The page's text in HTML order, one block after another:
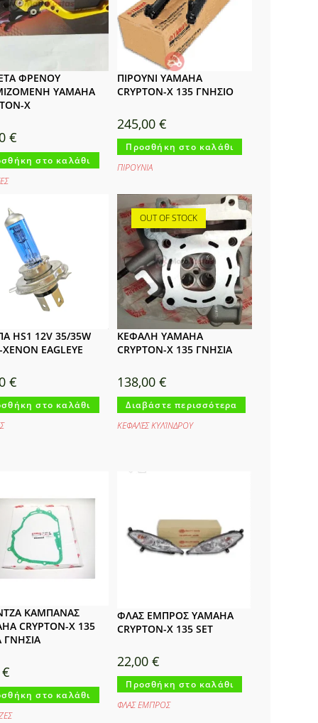
ΦΡΕΝΟΥ
YAMAHA
X
€
στο καλάθι
ΠΙΡΟΥΝΙ YAMAHA
CRYPTON-X 135 ΓΝΗΣΙΟ
245,00€
Προσθήκη στο καλάθι
ΠΙΡΟΥΝΙΑ
HS1 12V 35/35W
EAGLEYE
€
στο καλάθι
OUT OF STOCK
ΚΕΦΑΛΗ YAMAHA
CRYPTON-X 135 ΓΝΗΣΙΑ
138,00€
Διαβάστε περισσότερα
ΚΕΦΑΛΈΣ ΚΥΛΊΝΔΡΟΥ
ΚΑΜΠΑΝΑΣ
CRYPTON-X 135
ΓΝΗΣΙΑ
€
στο καλάθι
ΦΛΑΣ ΕΜΠΡΟΣ YAMAHA
CRYPTON-X 135 SET
22,00€
Προσθήκη στο καλάθι
ΦΛΑΣ ΕΜΠΡΟΣ